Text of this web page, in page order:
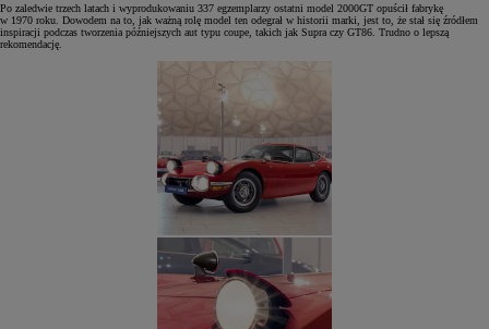
Po zaledwie trzech latach i wyprodukowaniu 337 egzemplarzy ostatni model 2000GT opuścił fabrykę
w 1970 roku. Dowodem na to, jak ważną rolę model ten odegrał w historii marki, jest to, że stał się źródłem
inspiracji podczas tworzenia późniejszych aut typu coupe, takich jak Supra czy GT86. Trudno o lepszą
rekomendację.